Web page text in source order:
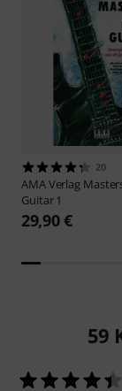
20
AMA Verlag
Guitar 1
29,90 €
59